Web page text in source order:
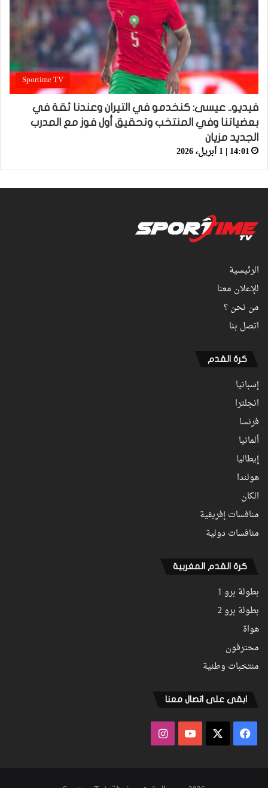
Sportime TV
فيديو.. عيسى: كنخدمو في التيران وعندنا ثقة في
بعضياتنا وفي المنتخب وتحقيق أول فوز مع المدرب
الجديد مزيان
14:01 | 1 أبريل، 2026
الرئيسية
للإعلان معنا
من نحن ؟
اتصل بنا
كرة القدم
إسبانيا
انجلترا
فرنسا
ألمانيا
إيطاليا
هولندا
الكان
منافسات إفريقية
منافسات دولية
كرة القدم المغربية
بطولة برو 1
بطولة برو 2
هواة
محترفون
منتخبات وطنية
ابقى على اتصال معنا
فيسبوك ‫YouTubeانستقرام